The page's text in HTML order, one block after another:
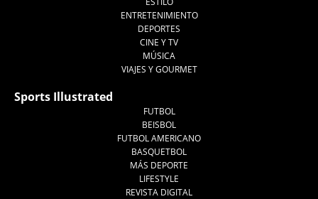
ENTRETENIMIENTO
DEPORTES
CINE Y TV
MÚSICA
VIAJES Y GOURMET
Sports Illustrated
FUTBOL
BEISBOL
FUTBOL AMERICANO
BASQUETBOL
MÁS DEPORTE
LIFESTYLE
REVISTA DIGITAL